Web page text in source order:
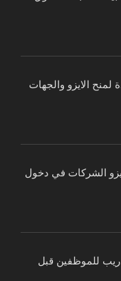
الايزو والجهات
الشركات في دخول
للموظفين قبل